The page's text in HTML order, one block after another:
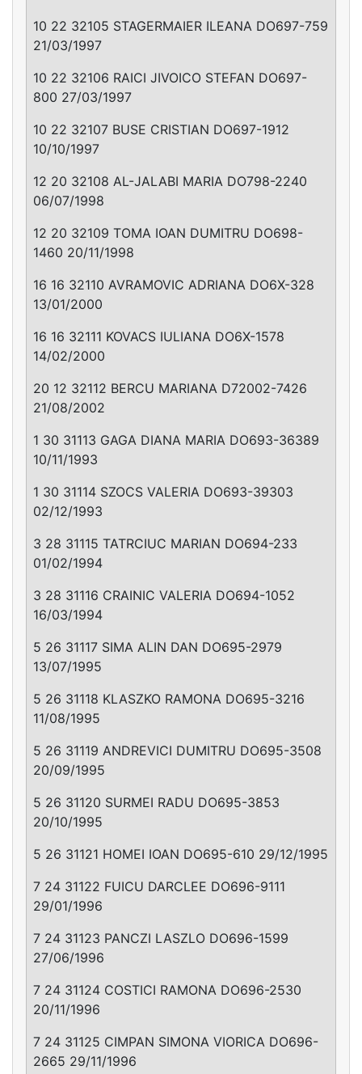
10 22 32105 STAGERMAIER ILEANA DO697-759
21/03/1997
10 22 32106 RAICI JIVOICO STEFAN DO697-
800 27/03/1997
10 22 32107 BUSE CRISTIAN DO697-1912
10/10/1997
12 20 32108 AL-JALABI MARIA DO798-2240
06/07/1998
12 20 32109 TOMA IOAN DUMITRU DO698-
1460 20/11/1998
16 16 32110 AVRAMOVIC ADRIANA DO6X-328
13/01/2000
16 16 32111 KOVACS IULIANA DO6X-1578
14/02/2000
20 12 32112 BERCU MARIANA D72002-7426
21/08/2002
1 30 31113 GAGA DIANA MARIA DO693-36389
10/11/1993
1 30 31114 SZOCS VALERIA DO693-39303
02/12/1993
3 28 31115 TATRCIUC MARIAN DO694-233
01/02/1994
3 28 31116 CRAINIC VALERIA DO694-1052
16/03/1994
5 26 31117 SIMA ALIN DAN DO695-2979
13/07/1995
5 26 31118 KLASZKO RAMONA DO695-3216
11/08/1995
5 26 31119 ANDREVICI DUMITRU DO695-3508
20/09/1995
5 26 31120 SURMEI RADU DO695-3853
20/10/1995
5 26 31121 HOMEI IOAN DO695-610 29/12/1995
7 24 31122 FUICU DARCLEE DO696-9111
29/01/1996
7 24 31123 PANCZI LASZLO DO696-1599
27/06/1996
7 24 31124 COSTICI RAMONA DO696-2530
20/11/1996
7 24 31125 CIMPAN SIMONA VIORICA DO696-
2665 29/11/1996